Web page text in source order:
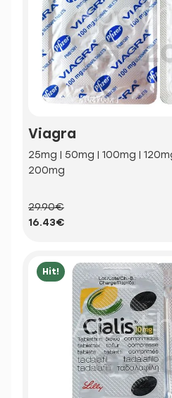
Viagra
25mg | 50mg | 100mg |
200mg
29.90€
16.43€
Hit!